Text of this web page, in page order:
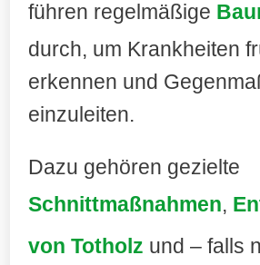
führen regelmäßige
durch, um Krankheiten
erkennen und
einzuleiten.
Dazu gehören gezielte
Schnittmaßnahmen,
von Totholz und – falls